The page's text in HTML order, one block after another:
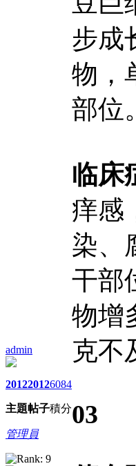
admin
2012
主題
2012
帖子
6084
積分
管理員
步成
物，
部位。
临床
痒感
染、
干部
物增
克不
03